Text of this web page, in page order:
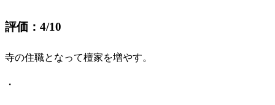
評価：4/10
寺の住職となって檀家を増やす。
・